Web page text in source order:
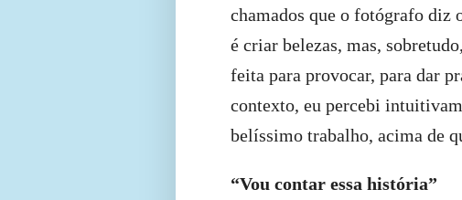
chamados que o fotógrafo diz
é criar belezas, mas,
feita para provocar, para dar
contexto, eu percebi
belíssimo trabalho, acima de
“Vou contar essa história”